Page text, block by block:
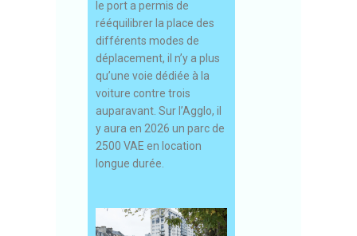
le port a permis de
rééquilibrer la place des
différents modes de
déplacement, il n’y a plus
qu’une voie dédiée à la
voiture contre trois
auparavant. Sur l’Agglo, il
y aura en 2026 un parc de
2500 VAE en location
longue durée.